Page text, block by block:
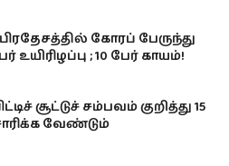
கோரப் பேருந்து
உயிரிழப்பு ; 10 பேர் காயம்!
சூட்டுச் சம்பவம் குறித்து 15
வேண்டும்